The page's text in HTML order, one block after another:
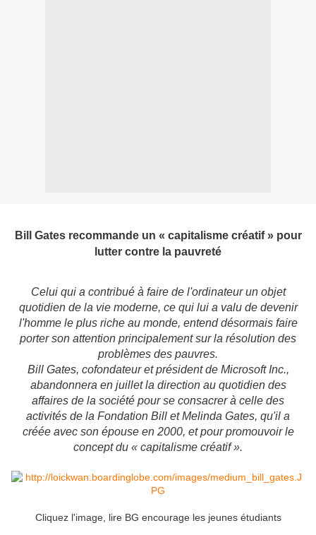
Bill Gates recommande un « capitalisme créatif » pour
lutter contre la pauvreté
Celui qui a contribué à faire de l'ordinateur un objet
quotidien de la vie moderne, ce qui lui a valu de devenir
l'homme le plus riche au monde, entend désormais faire
porter son attention principalement sur la résolution des
problèmes des pauvres.
Bill Gates, cofondateur et président de Microsoft Inc.,
abandonnera en juillet la direction au quotidien des
affaires de la société pour se consacrer à celle des
activités de la Fondation Bill et Melinda Gates, qu'il a
créée avec son épouse en 2000, et pour promouvoir le
concept du « capitalisme créatif ».
Cliquez l'image, lire BG encourage les jeunes étudiants